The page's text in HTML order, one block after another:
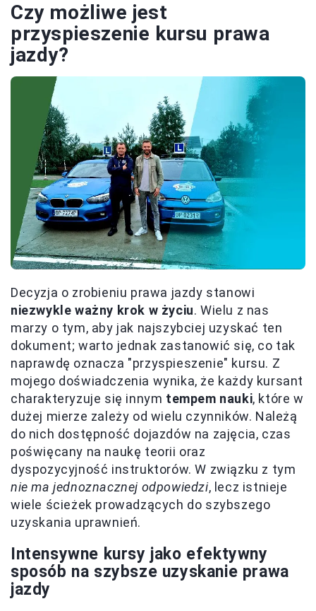
Czy możliwe jest
przyspieszenie kursu prawa
jazdy?
Decyzja o zrobieniu prawa jazdy stanowi
niezwykle ważny krok w życiu. Wielu z nas
marzy o tym, aby jak najszybciej uzyskać ten
dokument; warto jednak zastanowić się, co tak
naprawdę oznacza "przyspieszenie" kursu. Z
mojego doświadczenia wynika, że każdy kursant
charakteryzuje się innym tempem nauki, które w
dużej mierze zależy od wielu czynników. Należą
do nich dostępność dojazdów na zajęcia, czas
poświęcany na naukę teorii oraz
dyspozycyjność instruktorów. W związku z tym
nie ma jednoznacznej odpowiedzi, lecz istnieje
wiele ścieżek prowadzących do szybszego
uzyskania uprawnień.
Intensywne kursy jako efektywny
sposób na szybsze uzyskanie prawa
jazdy